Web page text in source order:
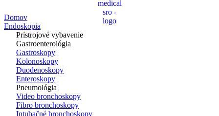
Domov
Endoskopia
Prístrojové vybavenie
Gastroenterológia
Gastroskopy
Kolonoskopy
Duodenoskopy
Enteroskopy
Pneumológia
Video bronchoskopy
Fibro bronchoskopy
Intubačné bronchoskopy